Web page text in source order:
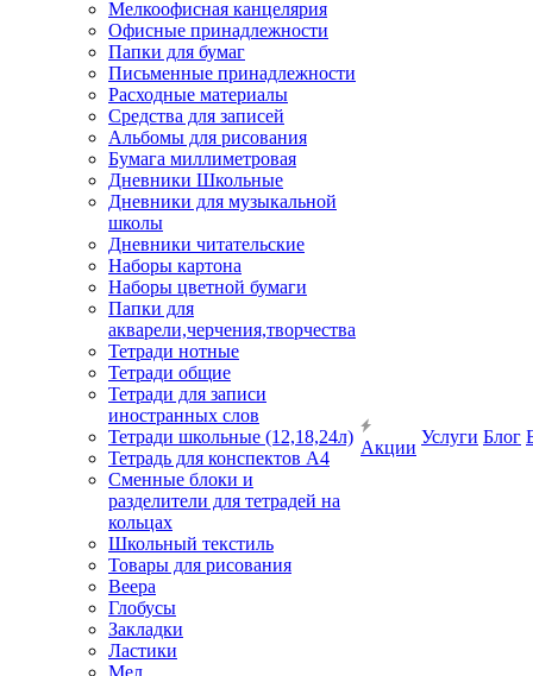
Мелкоофисная канцелярия
Офисные принадлежности
Папки для бумаг
Письменные принадлежности
Расходные материалы
Средства для записей
Альбомы для рисования
Бумага миллиметровая
Дневники Школьные
Дневники для музыкальной
школы
Дневники читательские
Наборы картона
Наборы цветной бумаги
Папки для
акварели,черчения,творчества
Тетради нотные
Тетради общие
Тетради для записи
иностранных слов
Тетради школьные (12,18,24л)
Тетрадь для конспектов А4
Сменные блоки и
разделители для тетрадей на
кольцах
Школьный текстиль
Товары для рисования
Веера
Глобусы
Закладки
Ластики
Мел
Акции
Услуги Блог